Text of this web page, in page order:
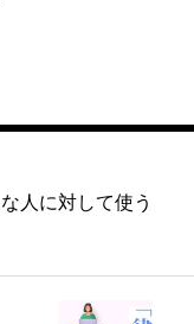
人に対して使う